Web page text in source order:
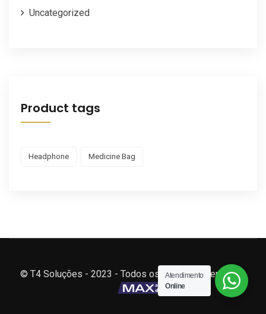
Uncategorized
Product tags
Headphone Medicine Bag
© T4 Soluções - 2023 - Todos os direitos reservados.
Atendimento
Online